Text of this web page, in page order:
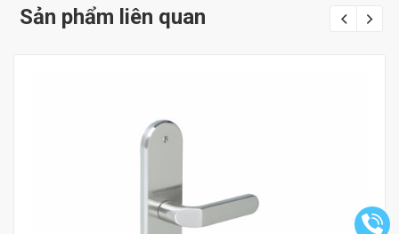
Sản phẩm liên quan